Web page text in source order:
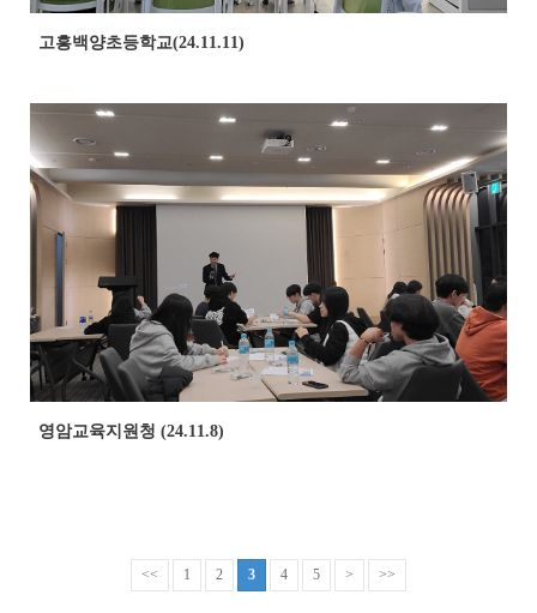
고흥백양초등학교(24.11.11)
영암교육지원청 (24.11.8)
<< 1 2 3 4 5 > >>